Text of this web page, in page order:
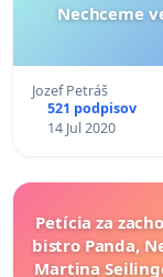
Nechceme
Jozef Petráš
521 podpisov
14 Jul 2020
Petícia za
bistro Panda,
Martina